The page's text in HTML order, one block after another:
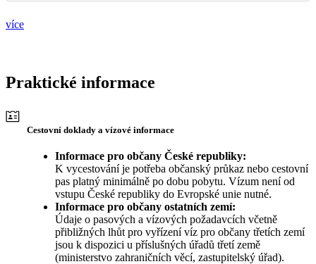
více
Praktické informace
Cestovní doklady a vízové informace
Informace pro občany České republiky:
K vycestování je potřeba občanský průkaz nebo cestovní
pas platný minimálně po dobu pobytu. Vízum není od
vstupu České republiky do Evropské unie nutné.
Informace pro občany ostatních zemí:
Údaje o pasových a vízových požadavcích včetně
přibližných lhůt pro vyřízení víz pro občany třetích zemí
jsou k dispozici u příslušných úřadů třetí země
(ministerstvo zahraničních věcí, zastupitelský úřad).